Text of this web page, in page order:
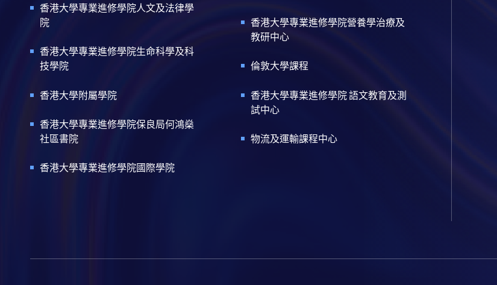
香港大學專業進修學院人文及法律學
院
香港大學專業進修學院生命科學及科
技學院
香港大學附屬學院
香港大學專業進修學院保良局何鴻燊
社區書院
香港大學專業進修學院國際學院
香港大學專業進修學院營養學治療及
教研中心
倫敦大學課程
香港大學專業進修學院 語文教育及測
試中心
物流及運輸課程中心